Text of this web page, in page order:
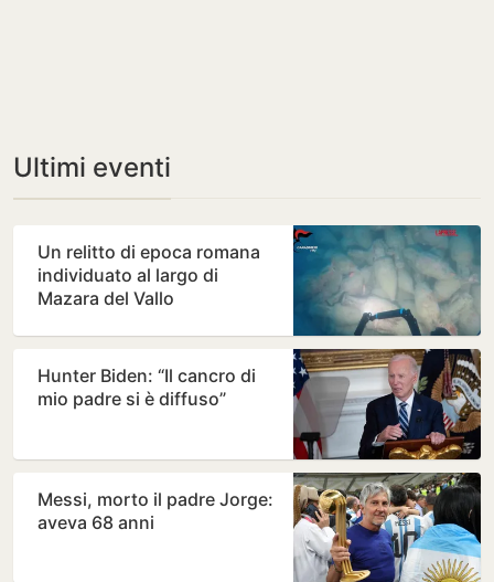
Ultimi eventi
Un relitto di epoca romana
individuato al largo di
Mazara del Vallo
Hunter Biden: “Il cancro di
mio padre si è diffuso”
Messi, morto il padre Jorge:
aveva 68 anni